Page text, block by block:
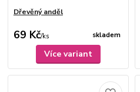
Dřevěný anděl
69 Kč/ks skladem
Více variant